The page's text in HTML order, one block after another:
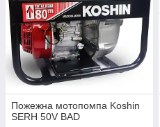
Пожежна мотопомпа Koshin
SERH 50V BAD